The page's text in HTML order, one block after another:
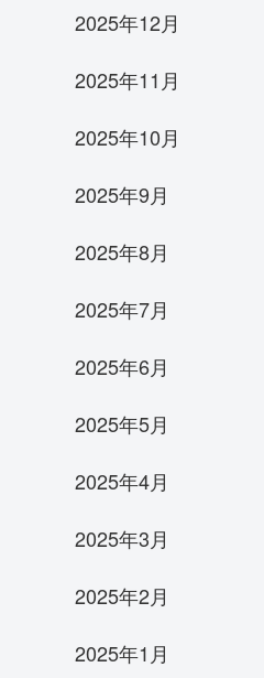
2025年12月
2025年11月
2025年10月
2025年9月
2025年8月
2025年7月
2025年6月
2025年5月
2025年4月
2025年3月
2025年2月
2025年1月